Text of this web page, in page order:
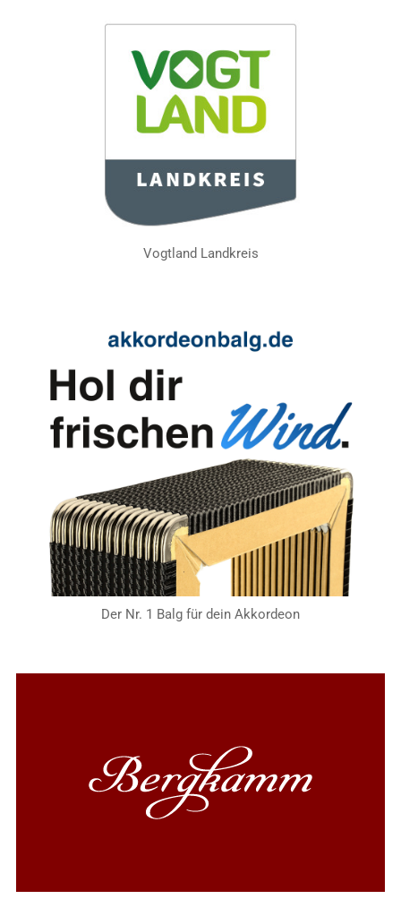
Vogtland Landkreis
Der Nr. 1 Balg für dein Akkordeon